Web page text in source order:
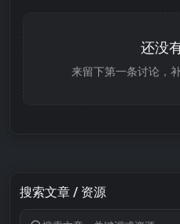
还没
来留下第一条讨论，
搜索文章 / 资源